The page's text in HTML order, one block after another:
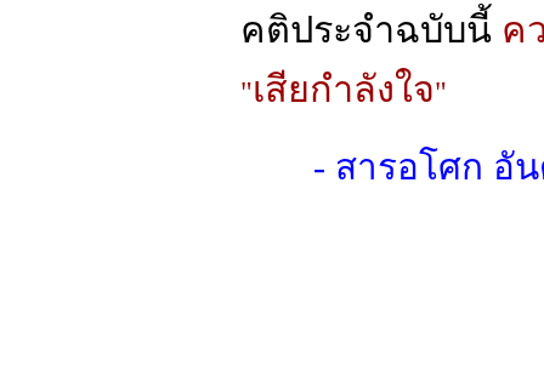
คติประจำฉบับนี้ ค
"เสียกำลังใจ"
- สารอโศก อั